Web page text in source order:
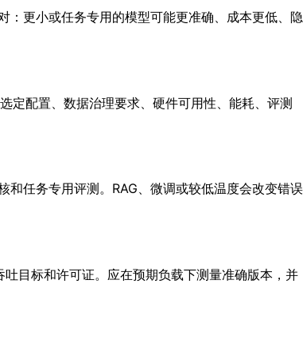
更小或任务专用的模型可能更准确、成本更低、隐
定配置、数据治理要求、硬件可用性、能耗、评测
任务专用评测。RAG、微调或较低温度会改变错误
目标和许可证。应在预期负载下测量准确版本，并